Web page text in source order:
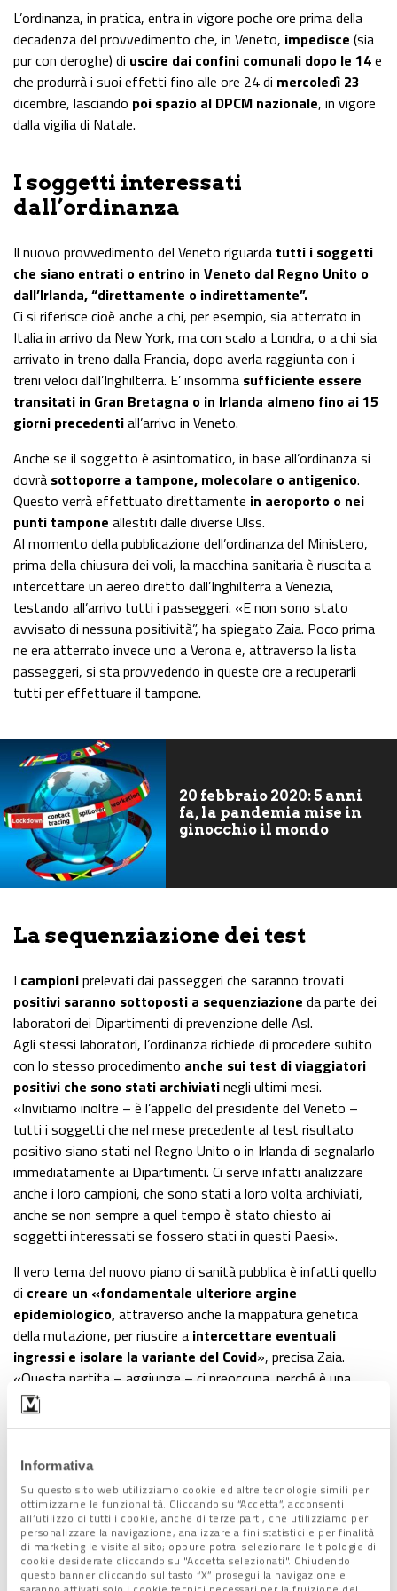
Informativa
Su questo sito web utilizziamo cookie ed altre tecnologie simili per
ottimizzarne le funzionalità. Cliccando su “Accetta”, acconsenti
all’utilizzo di tutti i cookie, anche di terze parti, che utilizziamo per
personalizzare la navigazione, analizzare a fini statistici e per finalità
di marketing le visite al sito; oppure potrai selezionare le tipologie di
cookie desiderate cliccando su "Accetta selezionati". Chiudendo
questo banner cliccando sul tasto “X” prosegui la navigazione e
L’ordinanza, in pratica, entra in vigore poche ore prima della
decadenza del provvedimento che, in Veneto, impedisce (sia
pur con deroghe) di uscire dai confini comunali dopo le 14e
che produrrà i suoi effetti fino alle ore 24 di mercoledì 23
dicembre, lasciando poi spazio al DPCM nazionale, in vigore
dalla vigilia di Natale.
I soggetti interessati
dall’ordinanza
Il nuovo provvedimento del Veneto riguarda tutti i soggetti
che siano entrati o entrino in Veneto dal Regno Unito o
dall’Irlanda, “direttamente o indirettamente”.
Ci si riferisce cioè anche a chi, per esempio, sia atterrato in
Italia in arrivo da New York, ma con scalo a Londra, o a chi sia
arrivato in treno dalla Francia, dopo averla raggiunta con i
treni veloci dall’Inghilterra. E’ insomma sufficiente essere
transitati in Gran Bretagna o in Irlanda almeno fino ai 15
giorni precedentiall’arrivo in Veneto.
Anche se il soggetto è asintomatico, in base all’ordinanza si
dovrà sottoporre a tampone, molecolare o antigenico.
Questo verrà effettuato direttamente in aeroporto o nei
punti tampone allestiti dalle diverse Ulss.
Al momento della pubblicazione dell’ordinanza del Ministero,
prima della chiusura dei voli, la macchina sanitaria è riuscita a
intercettare un aereo diretto dall’Inghilterra a Venezia,
testando all’arrivo tutti i passeggeri. «E non sono stato
avvisato di nessuna positività”, ha spiegato Zaia. Poco prima
ne era atterrato invece uno a Verona e, attraverso la lista
passeggeri, si sta provvedendo in queste ore a recuperarli
tutti per effettuare il tampone.
20 febbraio 2020: 5 anni
fa, la pandemia mise in
ginocchio il mondo
La sequenziazione dei test
I campioniprelevati dai passeggeri che saranno trovati
positivi saranno sottoposti a sequenziazione da parte dei
laboratori dei Dipartimenti di prevenzione delle Asl.
Agli stessi laboratori, l’ordinanza richiede di procedere subito
con lo stesso procedimento anche sui test di viaggiatori
positivi che sono stati archiviatinegli ultimi mesi.
«Invitiamo inoltre – è l’appello del presidente del Veneto –
tutti i soggetti che nel mese precedente al test risultato
positivo siano stati nel Regno Unito o in Irlanda di segnalarlo
immediatamente ai Dipartimenti. Ci serve infatti analizzare
anche i loro campioni, che sono stati a loro volta archiviati,
anche se non sempre a quel tempo è stato chiesto ai
soggetti interessati se fossero stati in questi Paesi».
Il vero tema del nuovo piano di sanità pubblica è infatti quello
di creare un «fondamentale ulteriore argine
epidemiologico,attraverso anche la mappatura genetica
della mutazione, per riuscire a intercettare eventuali
ingressi e isolare la variante del Covid», precisa Zaia.
«Questa partita – aggiunge – ci preoccupa, perché è una
situazione complicata che va ad aggiungersi a una situazione
già complicata. Basti pensare che la Gran Bretagna ha avuto
con un picco verticale, si è trovata a fronteggiare 35.000
nuovi casi al giorno, quando l’Italia, senza lockdown, è oggi a
20.000».
I 40enni bersagli principali della